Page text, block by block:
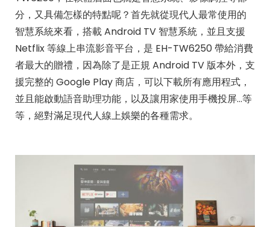
分，又具備怎樣的特點呢？首先就從現代人最常使用的
智慧系統來看，搭載 Android TV 智慧系統，並且支援
Netflix 等線上串流影音平台，是 EH-TW6250 帶給消費
者最大的贈禮，因為除了是正規 Android TV 版本外，支
援完整的 Google Play 商店，可以下載所有應用程式，
並且能啟動語音助理功能，以及讓用家使用手機投屏…等
等，絕對滿足現代人線上娛樂的各種需求。